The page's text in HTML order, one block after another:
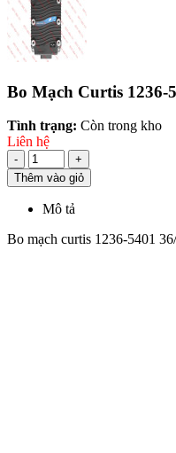
Bo Mạch Curtis 1236-
Tình trạng: Còn trong kho
Liên hệ
-
+
Thêm vào giỏ
Mô tả
Bo mạch curtis 1236-5401